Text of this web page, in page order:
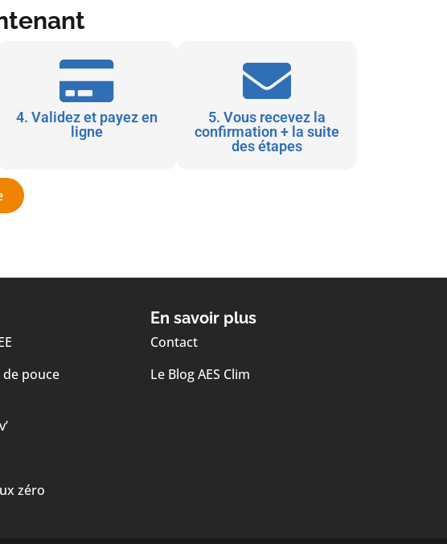
4. Validez et payez en
ligne
5. Vous recevez la
confirmation + la suite
des étapes
pouce
zéro
En savoir plus
Contact
Le Blog AES Clim